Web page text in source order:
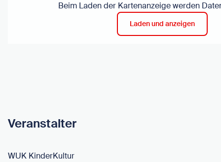
Beim Laden der Kartenanzeige werden
Laden und anzeigen
Veranstalter
WUK KinderKultur